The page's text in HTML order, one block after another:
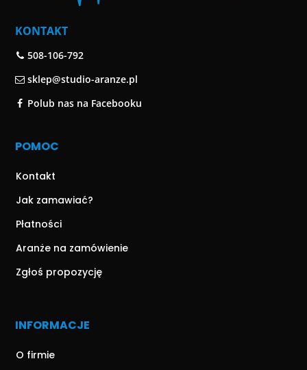
KONTAKT
508-106-792
sklep@studio-aranze.pl
Polub nas na Facebooku
POMOC
Kontakt
Jak zamawiać?
Płatności
Aranże na zamówienie
Zgłoś propozycję
INFORMACJE
O firmie